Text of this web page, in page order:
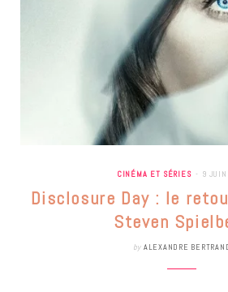
CINÉMA ET SÉRIES 9
Disclosure Day : le
Steven
by ALEXANDRE